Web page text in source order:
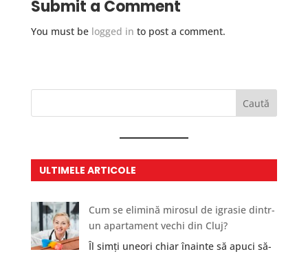
Submit a Comment
You must be logged in to post a comment.
Caută
ULTIMELE ARTICOLE
Cum se elimină mirosul de igrasie dintr-
un apartament vechi din Cluj?
Îl simți uneori chiar înainte să apuci să-